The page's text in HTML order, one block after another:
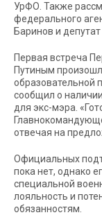
УрФО. Также
федерального
Баринов и
Первая встреча
Путиным
образовательной
сообщил о
для экс-мэра.
отвечая на
Официальных
пока нет, однако
специальной
лояльность и
обязанностям.